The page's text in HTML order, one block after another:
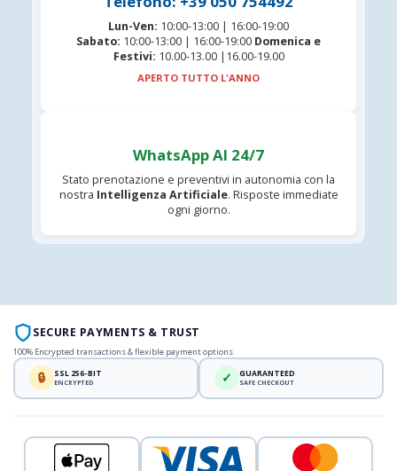
Lun-Ven: 10:00-13:00 | 16:00-19:00
Sabato: 10:00-13:00 | 16:00-19:00 Domenica e
Festivi: 10.00-13.00 |16.00-19.00
APERTO TUTTO L'ANNO
WhatsApp AI 24/7
Stato prenotazione e preventivi in autonomia con la
nostra Intelligenza Artificiale. Risposte immediate
ogni giorno.
SECURE PAYMENTS & TRUST
100% Encrypted transactions & flexible payment options
🔒 SSL 256-BIT
ENCRYPTED ✓ GUARANTEED
SAFE CHECKOUT